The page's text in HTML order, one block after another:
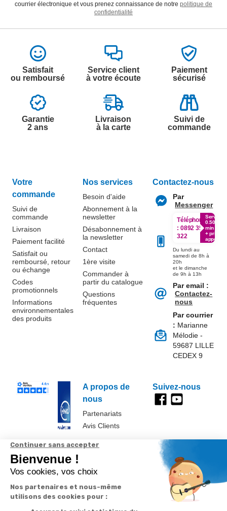
courrier électronique et vous prenez connaissance de notre politique de
confidentialité
Satisfait
ou remboursé
Service client
à votre écoute
Paiement
sécurisé
Garantie
2 ans
Livraison
à la carte
Suivi de
commande
Votre
commande
Suivi de
commande
Livraison
Paiement facilité
Satisfait ou
remboursé, retour
ou échange
Codes
promotionnels
Informations
environnementales
des produits
Nos services
Besoin d'aide
Abonnement à la
newsletter
Désabonnement à
la newsletter
Contact
1ère visite
Commander à
partir du catalogue
Questions
fréquentes
A propos de
nous
Partenariats
Avis Clients
Contactez-nous
Par
Messenger
Téléphone
: 0892 350
322
Service
0.50€ /
min
+ prix
appel
Du lundi au
samedi de 8h à
20h
et le dimanche
de 9h à 13h
Par email :
Contactez-
nous
Par courrier
: Marianne
Mélodie -
59687 LILLE
CEDEX 9
Suivez-nous
Données
cookies
Paramétrer
Conditions
générales de